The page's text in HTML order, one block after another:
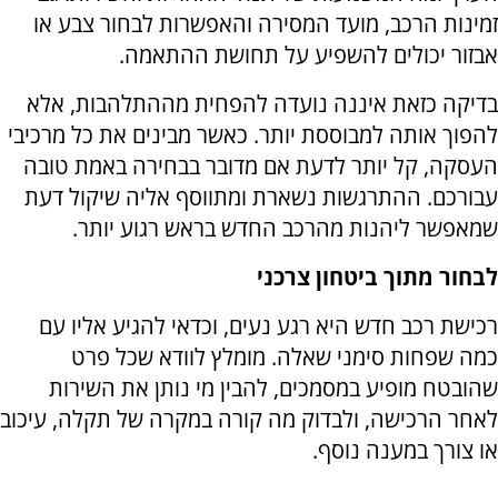
זמינות הרכב, מועד המסירה והאפשרות לבחור צבע או
אבזור יכולים להשפיע על תחושת ההתאמה.
בדיקה כזאת איננה נועדה להפחית מההתלהבות, אלא
להפוך אותה למבוססת יותר. כאשר מבינים את כל מרכיבי
העסקה, קל יותר לדעת אם מדובר בבחירה באמת טובה
עבורכם. ההתרגשות נשארת ומתווסף אליה שיקול דעת
שמאפשר ליהנות מהרכב החדש בראש רגוע יותר.
לבחור מתוך ביטחון צרכני
רכישת רכב חדש היא רגע נעים, וכדאי להגיע אליו עם
כמה שפחות סימני שאלה. מומלץ לוודא שכל פרט
שהובטח מופיע במסמכים, להבין מי נותן את השירות
לאחר הרכישה, ולבדוק מה קורה במקרה של תקלה, עיכוב
או צורך במענה נוסף.